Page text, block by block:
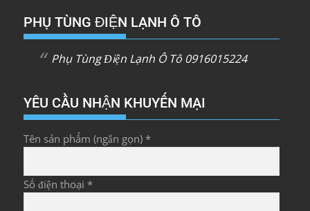
PHỤ TÙNG ĐIỆN LẠNH Ô TÔ
Phụ Tùng Điện Lạnh Ô Tô 0916015224
YÊU CẦU NHẬN KHUYẾN MẠI
Tên sản phẩm (ngắn gọn) *
Số điện thoại *